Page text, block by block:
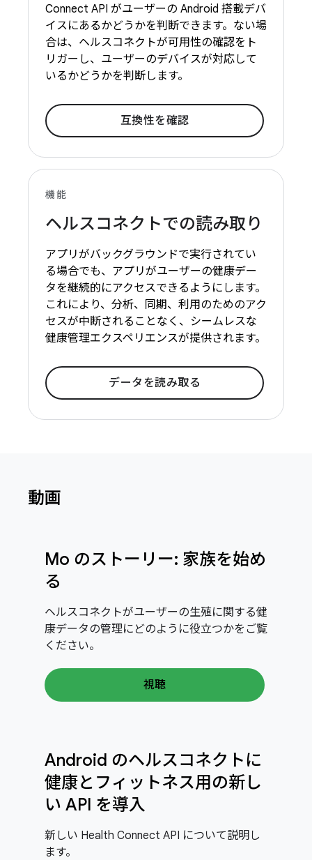
Connect API がユーザーの Android 搭載デバ
イスにあるかどうかを判断できます。ない場
合は、ヘルスコネクトが可用性の確認をト
リガーし、ユーザーのデバイスが対応して
いるかどうかを判断します。
互換性を確認
機能
ヘルスコネクトでの読み取り
アプリがバックグラウンドで実行されてい
る場合でも、アプリがユーザーの健康デー
タを継続的にアクセスできるようにします。
これにより、分析、同期、利用のためのアク
セスが中断されることなく、シームレスな
健康管理エクスペリエンスが提供されます。
データを読み取る
動画
Mo のストーリー: 家族を始め
る
ヘルスコネクトがユーザーの生殖に関する健
康データの管理にどのように役立つかをご覧
ください。
視聴
Android のヘルスコネクトに
健康とフィットネス用の新し
い API を導入
新しい Health Connect API について説明し
ます。